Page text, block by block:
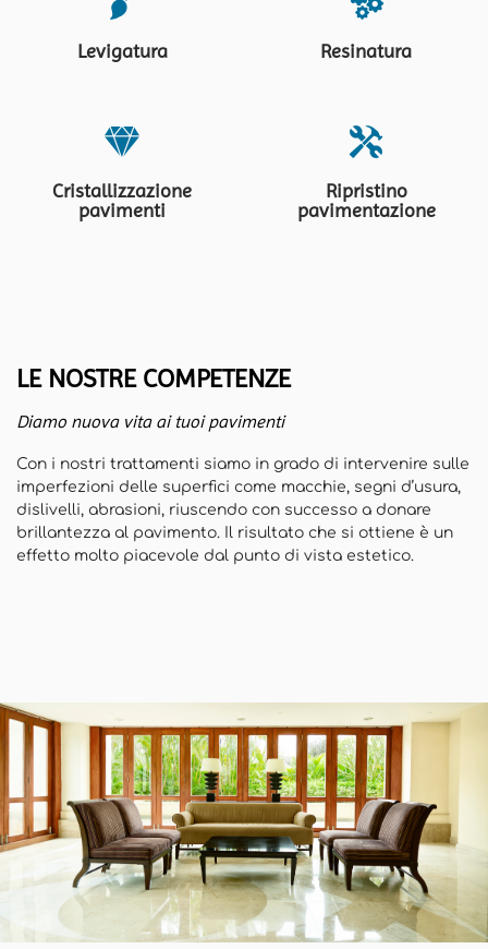
Levigatura Resinatura
Cristallizzazione
pavimenti
Ripristino
pavimentazione
LE NOSTRE COMPETENZE
Diamo nuova vita ai tuoi pavimenti
Con i nostri trattamenti siamo in grado di intervenire sulle
imperfezioni delle superfici come macchie, segni d’usura,
dislivelli, abrasioni, riuscendo con successo a donare
brillantezza al pavimento. Il risultato che si ottiene è un
effetto molto piacevole dal punto di vista estetico.